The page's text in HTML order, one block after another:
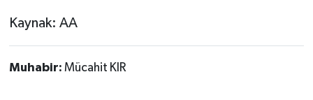
Kaynak: AA
Muhabir: Mücahit KIR